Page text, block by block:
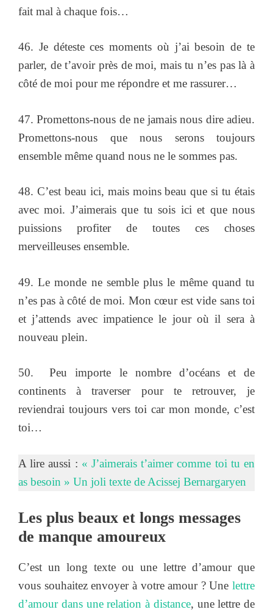
fait mal à chaque fois…
46. Je déteste ces moments où j’ai besoin de te
parler, de t’avoir près de moi, mais tu n’es pas là à
côté de moi pour me répondre et me rassurer…
47. Promettons-nous de ne jamais nous dire adieu.
Promettons-nous que nous serons toujours
ensemble même quand nous ne le sommes pas.
48. C’est beau ici, mais moins beau que si tu étais
avec moi. J’aimerais que tu sois ici et que nous
puissions profiter de toutes ces choses
merveilleuses ensemble.
49. Le monde ne semble plus le même quand tu
n’es pas à côté de moi. Mon cœur est vide sans toi
et j’attends avec impatience le jour où il sera à
nouveau plein.
50. Peu importe le nombre d’océans et de
continents à traverser pour te retrouver, je
reviendrai toujours vers toi car mon monde, c’est
toi…
A lire aussi : « J’aimerais t’aimer comme toi tu en
as besoin » Un joli texte de Acissej Bernargaryen
Les plus beaux et longs messages
de manque amoureux
C’est un long texte ou une lettre d’amour que
vous souhaitez envoyer à votre amour ? Une lettre
d’amour dans une relation à distance, une lettre de